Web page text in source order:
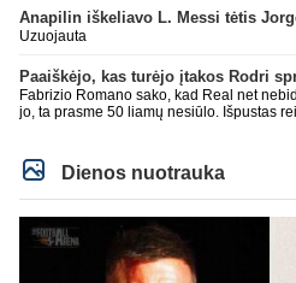
Super
Anapilin iškeliavo L. Messi tėtis
Uzuojauta
Fabrizio Romano sako, kad Real net
jo, ta prasme 50 liamų nesiūlo. Išpustas
Dienos nuotrauka